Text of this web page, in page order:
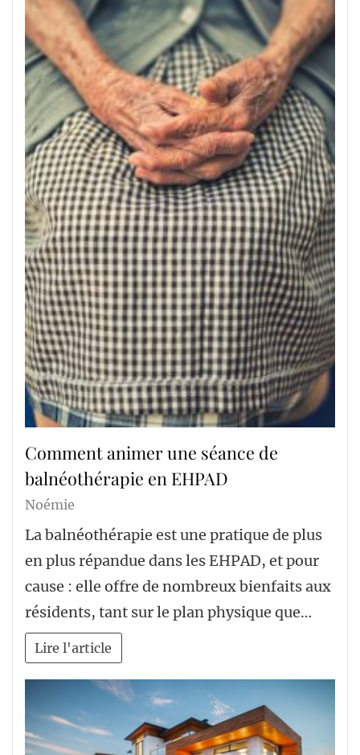
Comment animer une séance de
balnéothérapie en EHPAD
Noémie
La balnéothérapie est une pratique de plus
en plus répandue dans les EHPAD, et pour
cause : elle offre de nombreux bienfaits aux
résidents, tant sur le plan physique que…
Lire l'article